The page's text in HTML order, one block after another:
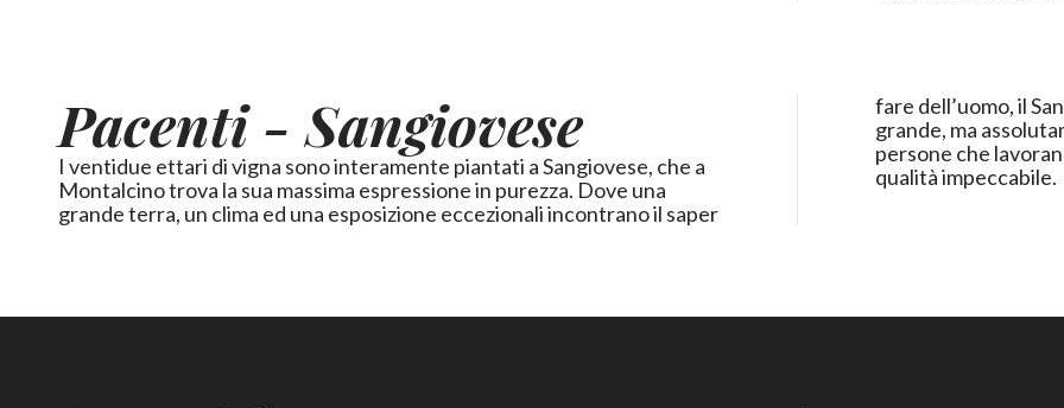
Pacenti - Sangiovese
I ventidue ettari di vigna sono interamente piantati a Sangiovese, che a
Montalcino trova la sua massima espressione in purezza. Dove una
grande terra, un clima ed una esposizione eccezionali incontrano il saper
fare dell’uomo, il
grande, ma assolutamente unico. La
persone che
qualità impeccabile.